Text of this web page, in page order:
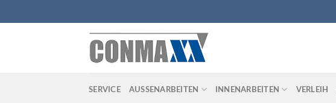
to
SERVICE AUSSENARBEITEN INNENARBEITEN VERLEIH